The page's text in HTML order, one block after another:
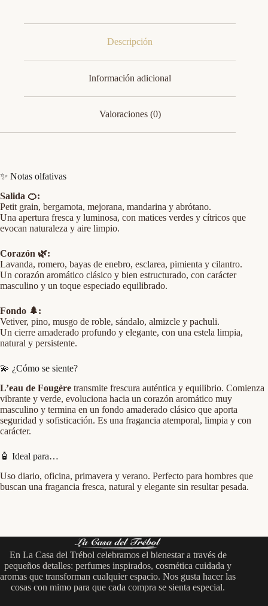
Descripción
Información adicional
Valoraciones (0)
✨ Notas olfativas
Salida 🍊:
Petit grain, bergamota, mejorana, mandarina y abrótano.
Una apertura fresca y luminosa, con matices verdes y cítricos que
evocan naturaleza y aire limpio.
Corazón 🌿:
Lavanda, romero, bayas de enebro, esclarea, pimienta y cilantro.
Un corazón aromático clásico y bien estructurado, con carácter
masculino y un toque especiado equilibrado.
Fondo 🌲:
Vetiver, pino, musgo de roble, sándalo, almizcle y pachuli.
Un cierre amaderado profundo y elegante, con una estela limpia,
natural y persistente.
💫 ¿Cómo se siente?
L’eau de Fougère transmite frescura auténtica y equilibrio. Comienza
vibrante y verde, evoluciona hacia un corazón aromático muy
masculino y termina en un fondo amaderado clásico que aporta
seguridad y sofisticación. Es una fragancia atemporal, limpia y con
carácter.
🧴 Ideal para…
Uso diario, oficina, primavera y verano. Perfecto para hombres que
buscan una fragancia fresca, natural y elegante sin resultar pesada.
En La Casa del Trébol celebramos el bienestar a través de
pequeños detalles: perfumes inspirados, cosmética cuidada y
aromas que transforman cualquier espacio. Nos gusta hacer las
cosas con mimo para que cada compra se sienta especial.